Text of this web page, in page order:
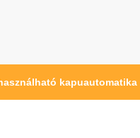
kapuautomatika